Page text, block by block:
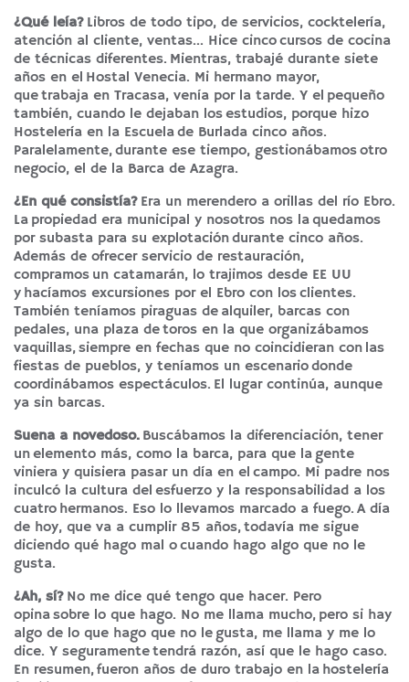
¿Qué leía? Libros de todo tipo, de servicios, cocktelería,
atención al cliente, ventas… Hice cinco cursos de cocina
de técnicas diferentes. Mientras, trabajé durante siete
años en el Hostal Venecia. Mi hermano mayor,
que trabaja en Tracasa, venía por la tarde. Y el pequeño
también, cuando le dejaban los estudios, porque hizo
Hostelería en la Escuela de Burlada cinco años.
Paralelamente, durante ese tiempo, gestionábamos otro
negocio, el de la Barca de Azagra.
¿En qué consistía? Era un merendero a orillas del río Ebro.
La propiedad era municipal y nosotros nos la quedamos
por subasta para su explotación durante cinco años.
Además de ofrecer servicio de restauración,
compramos un catamarán, lo trajimos desde EE UU
y hacíamos excursiones por el Ebro con los clientes.
También teníamos piraguas de alquiler, barcas con
pedales, una plaza de toros en la que organizábamos
vaquillas, siempre en fechas que no coincidieran con las
fiestas de pueblos, y teníamos un escenario donde
coordinábamos espectáculos. El lugar continúa, aunque
ya sin barcas.
Suena a novedoso. Buscábamos la diferenciación, tener
un elemento más, como la barca, para que la gente
viniera y quisiera pasar un día en el campo. Mi padre nos
inculcó la cultura del esfuerzo y la responsabilidad a los
cuatro hermanos. Eso lo llevamos marcado a fuego. A día
de hoy, que va a cumplir 85 años, todavía me sigue
diciendo qué hago mal o cuando hago algo que no le
gusta.
¿Ah, sí? No me dice qué tengo que hacer. Pero
opina sobre lo que hago. No me llama mucho, pero si hay
algo de lo que hago que no le gusta, me llama y me lo
dice. Y seguramente tendrá razón, así que le hago caso.
En resumen, fueron años de duro trabajo en la hostelería